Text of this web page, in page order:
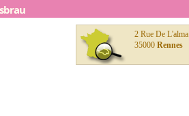
2 Rue De L'alma
35000 Rennes